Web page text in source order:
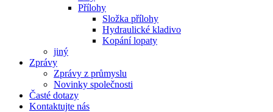
Přílohy
Složka přílohy
Hydraulické kladivo
Kopání lopaty
jiný
Zprávy
Zprávy z průmyslu
Novinky společnosti
Časté dotazy
Kontaktujte nás